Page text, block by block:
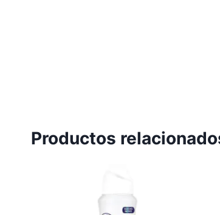
Productos